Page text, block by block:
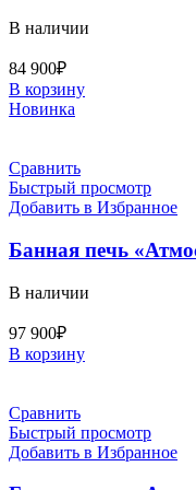
В наличии
84 900₽
В корзину
Новинка
Сравнить
Быстрый просмотр
Добавить в Избранное
Банная печь
В наличии
97 900₽
В корзину
Сравнить
Быстрый просмотр
Добавить в Избранное